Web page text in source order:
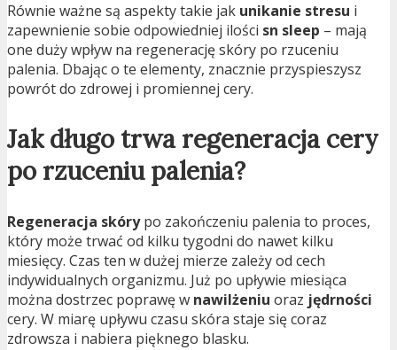
Równie ważne są aspekty takie jak unikanie stresu i
zapewnienie sobie odpowiedniej ilości sn sleep – mają
one duży wpływ na regenerację skóry po rzuceniu
palenia. Dbając o te elementy, znacznie przyspieszysz
powrót do zdrowej i promiennej cery.
Jak długo trwa regeneracja cery
po rzuceniu palenia?
Regeneracja skórypo zakończeniu palenia to proces,
który może trwać od kilku tygodni do nawet kilku
miesięcy. Czas ten w dużej mierze zależy od cech
indywidualnych organizmu. Już po upływie miesiąca
można dostrzec poprawę w nawilżeniu oraz jędrności
cery. W miarę upływu czasu skóra staje się coraz
zdrowsza i nabiera pięknego blasku.